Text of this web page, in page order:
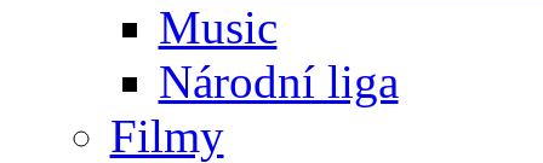
Music
Národní liga
Filmy